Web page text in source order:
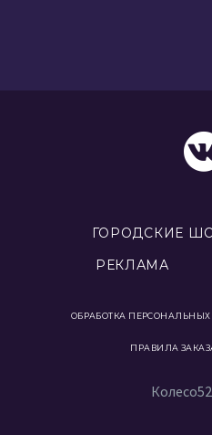
ГОРОДСКИЕ
РЕКЛАМА
ОБРАБОТКА
ПРАВИЛА